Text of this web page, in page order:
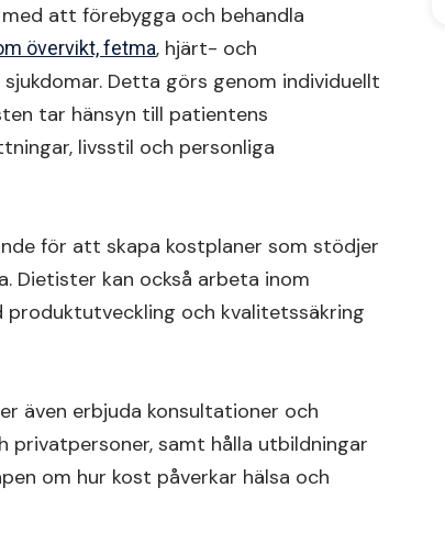
att förebygga och behandla
övervikt, fetma, hjärt- och
Detta görs genom individuellt
tar hänsyn till patientens
livsstil och personliga
för att skapa kostplaner som stödjer
Dietister kan också arbeta inom
och kvalitetssäkring
även erbjuda konsultationer och
samt hålla utbildningar
om hur kost påverkar hälsa och